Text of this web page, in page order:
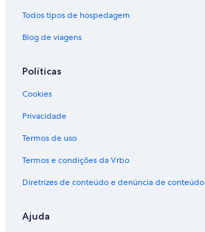
Todos tipos de hospedagem
Blog de viagens
Políticas
Cookies
Privacidade
Termos de uso
Termos e condições da Vrbo
Diretrizes de conteúdo e denúncia de conteúdo
Ajuda